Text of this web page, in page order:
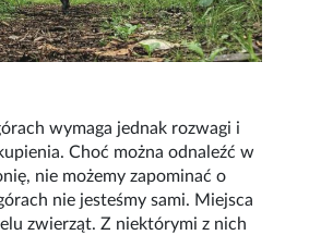
wymaga jednak rozwagi i
Choć można odnaleźć w
nie możemy zapominać o
nie jesteśmy sami. Miejsca
zwierząt. Z niektórymi z nich